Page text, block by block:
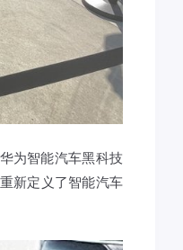
为智能汽车黑科技
新定义了智能汽车